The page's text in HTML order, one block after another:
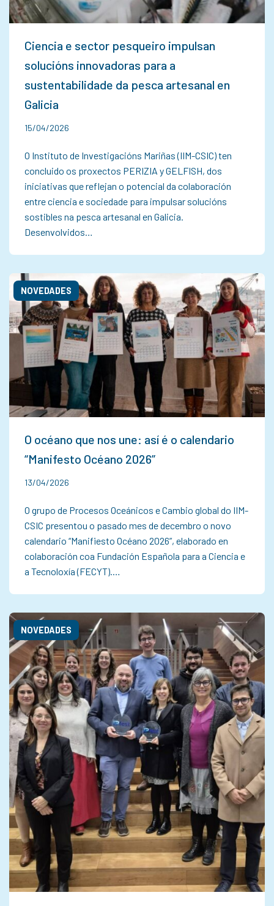
Ciencia e sector pesqueiro impulsan
solucións innovadoras para a
sustentabilidade da pesca artesanal en
Galicia
15/04/2026
O Instituto de Investigacións Mariñas (IIM-CSIC) ten
concluido os proxectos PERIZIA y GELFISH, dos
iniciativas que reflejan o potencial da colaboración
entre ciencia e sociedade para impulsar solucións
sostibles na pesca artesanal en Galicia.
Desenvolvidos…
O océano que nos une: así é o calendario
“Manifesto Océano 2026”
NOVEDADES
13/04/2026
O grupo de Procesos Oceánicos e Cambio global do IIM-
CSIC presentou o pasado mes de decembro o novo
calendario “Manifiesto Océano 2026”, elaborado en
colaboración coa Fundación Española para a Ciencia e
a Tecnoloxía (FECYT).…
NOVEDADES